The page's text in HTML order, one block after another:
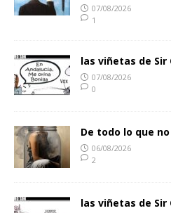
07/08/2026
1
las viñetas de Sir
07/08/2026
0
De todo lo que
06/08/2026
2
las viñetas de Sir